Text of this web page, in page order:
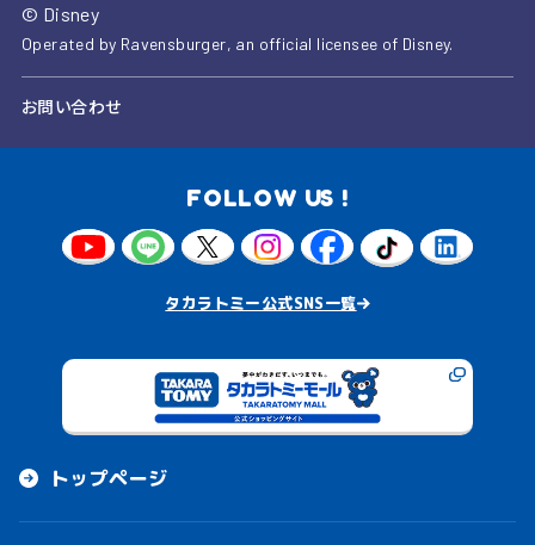
© Disney
Operated by Ravensburger, an official licensee of Disney.
お問い合わせ
FOLLOW US !
タカラトミー公式SNS一覧
トップページ